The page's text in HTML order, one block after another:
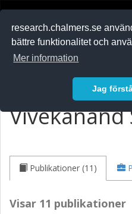
research.chalmers.se
bättre funktionalitet och
Mer information
Jag
Vivekanand
Publikationer (11)
Visar 11 publikationer